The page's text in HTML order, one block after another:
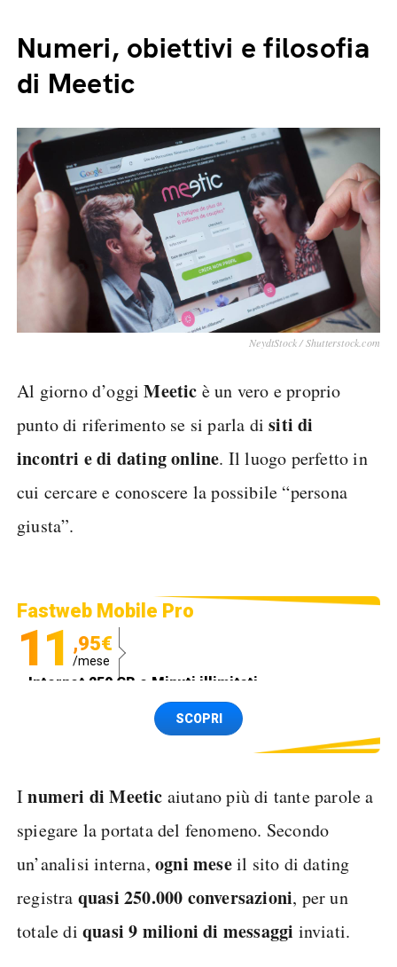
Numeri, obiettivi e filosofia
di Meetic
NeydtStock / Shutterstock.com
Al giorno d’oggiMeetic è un vero e proprio
punto di riferimento se si parla disiti di
incontri e di dating online. Il luogo perfetto in
cui cercare e conoscere la possibile “persona
giusta”.
Fastweb Mobile Pro
11 ,95€
/mese
Internet 250 GB e Minuti illimitati
Spedizione SIM GRATISSCOPRI
Inumeri di Meetic aiutano più di tante parole a
spiegare la portata del fenomeno. Secondo
un’analisi interna, ogni meseil sito di dating
registra quasi 250.000 conversazioni, per un
totale di quasi 9 milioni di messaggi inviati.